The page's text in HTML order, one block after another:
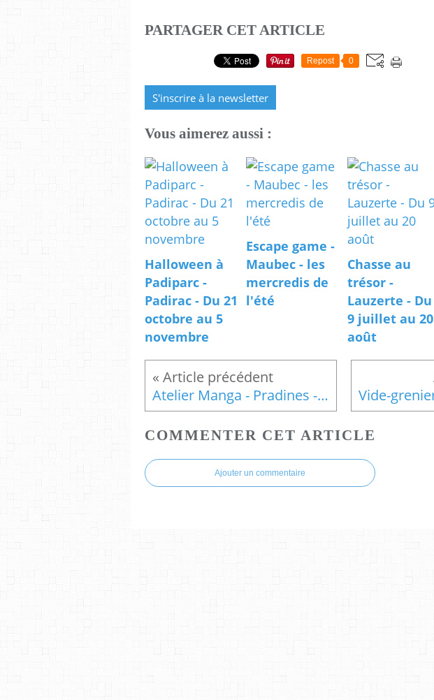
PARTAGER CET ARTICLE
Repost 0
S'inscrire à la newsletter
Vous aimerez aussi :
Halloween à
Padiparc -
Padirac - Du 21
octobre au 5
novembre
Escape game -
Maubec - les
mercredis de
l'été
Chasse au
trésor -
Lauzerte - Du
9 juillet au 20
août
Atelier Manga - Pradines - 30 avril
COMMENTER CET ARTICLE
Ajouter un commentaire